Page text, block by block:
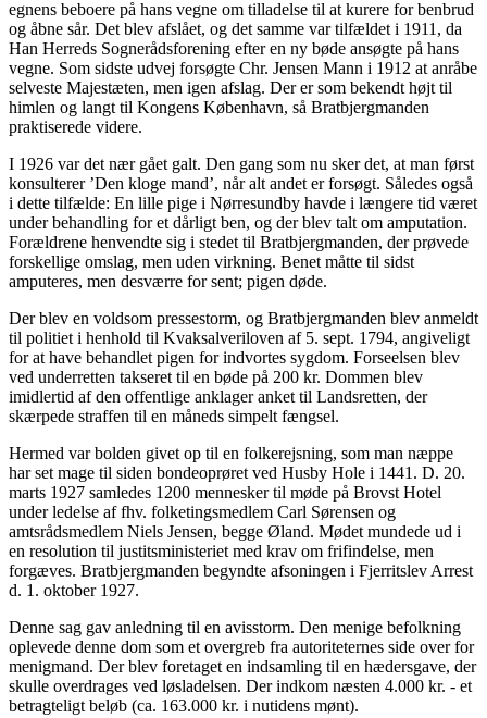
egnens beboere på hans vegne om tilladelse til at kurere for benbrud
og åbne sår. Det blev afslået, og det samme var tilfældet i 1911, da
Han Herreds Sognerådsforening efter en ny bøde ansøgte på hans
vegne. Som sidste udvej forsøgte Chr. Jensen Mann i 1912 at anråbe
selveste Majestæten, men igen afslag. Der er som bekendt højt til
himlen og langt til Kongens København, så Bratbjergmanden
praktiserede videre.
I 1926 var det nær gået galt. Den gang som nu sker det, at man først
konsulterer ’Den kloge mand’, når alt andet er forsøgt. Således også
i dette tilfælde: En lille pige i Nørresundby havde i længere tid været
under behandling for et dårligt ben, og der blev talt om amputation.
Forældrene henvendte sig i stedet til Bratbjergmanden, der prøvede
forskellige omslag, men uden virkning. Benet måtte til sidst
amputeres, men desværre for sent; pigen døde.
Der blev en voldsom pressestorm, og Bratbjergmanden blev anmeldt
til politiet i henhold til Kvaksalveriloven af 5. sept. 1794, angiveligt
for at have behandlet pigen for indvortes sygdom. Forseelsen blev
ved underretten takseret til en bøde på 200 kr. Dommen blev
imidlertid af den offentlige anklager anket til Landsretten, der
skærpede straffen til en måneds simpelt fængsel.
Hermed var bolden givet op til en folkerejsning, som man næppe
har set mage til siden bondeoprøret ved Husby Hole i 1441. D. 20.
marts 1927 samledes 1200 mennesker til møde på Brovst Hotel
under ledelse af fhv. folketingsmedlem Carl Sørensen og
amtsrådsmedlem Niels Jensen, begge Øland. Mødet mundede ud i
en resolution til justitsministeriet med krav om frifindelse, men
forgæves. Bratbjergmanden begyndte afsoningen i Fjerritslev Arrest
d. 1. oktober 1927.
Denne sag gav anledning til en avisstorm. Den menige befolkning
oplevede denne dom som et overgreb fra autoriteternes side over for
menigmand. Der blev foretaget en indsamling til en hædersgave, der
skulle overdrages ved løsladelsen. Der indkom næsten 4.000 kr. - et
betragteligt beløb (ca. 163.000 kr. i nutidens mønt).